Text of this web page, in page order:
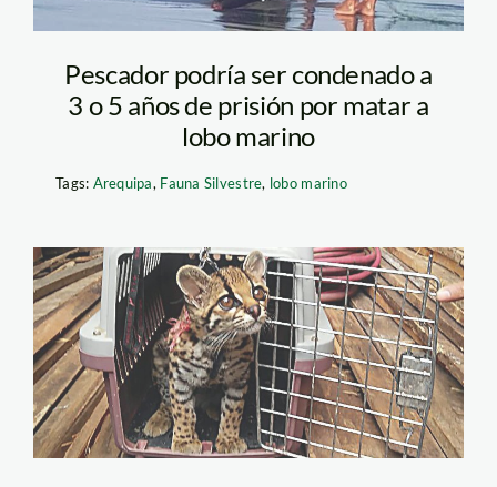
Pescador podría ser condenado a
3 o 5 años de prisión por matar a
lobo marino
Tags: Arequipa, Fauna Silvestre, lobo marino
serfor_tigrillo